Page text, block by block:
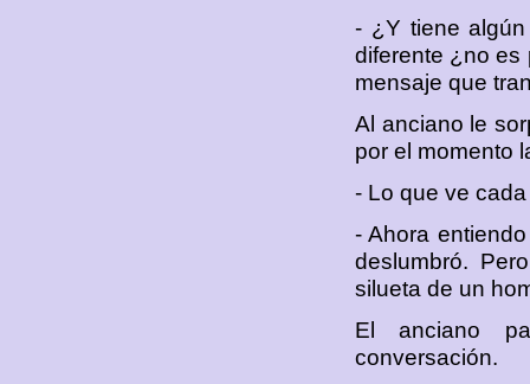
- ¿Y tiene
diferente ¿no es
mensaje que
Al anciano le
por el momento
- Lo que ve
- Ahora
deslumbró.
silueta de un
El anciano
conversación.